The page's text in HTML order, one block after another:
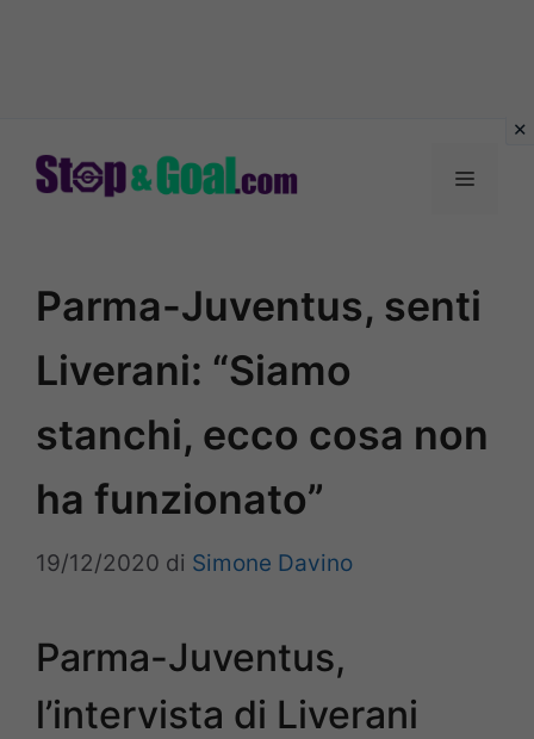
Menu
Parma-Juventus, senti
Liverani: “Siamo
stanchi, ecco cosa non
ha funzionato”
19/12/2020 di Simone Davino
Parma-Juventus,
l’intervista di Liverani